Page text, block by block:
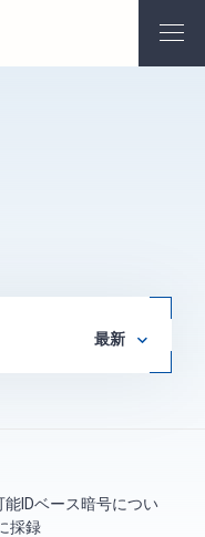
最新
IDベース暗号につい
採録